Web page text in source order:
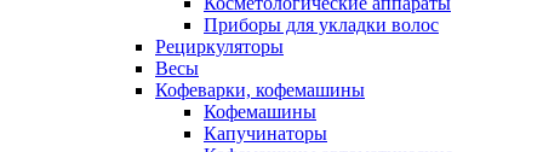
Приборы для укладки волос
Рециркуляторы
Весы
Кофеварки, кофемашины
Кофемашины
Капучинаторы